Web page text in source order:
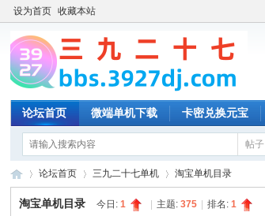
设为首页 收藏本站
论坛首页 微端单机下载 卡密兑换元宝
帖子
论坛首页 三九二十七单机 淘宝单机目录
淘宝单机目录 今日:1 主题:375 排名:1